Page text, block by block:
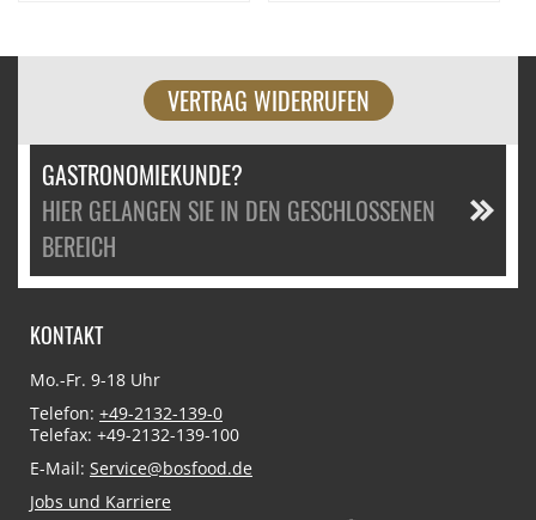
VERTRAG WIDERRUFEN
GASTRONOMIEKUNDE?
HIER GELANGEN SIE IN DEN GESCHLOSSENEN
BEREICH
KONTAKT
Mo.-Fr. 9-18 Uhr
Telefon: +49-2132-139-0
Telefax: +49-2132-139-100
E-Mail: Service@bosfood.de
Jobs und Karriere